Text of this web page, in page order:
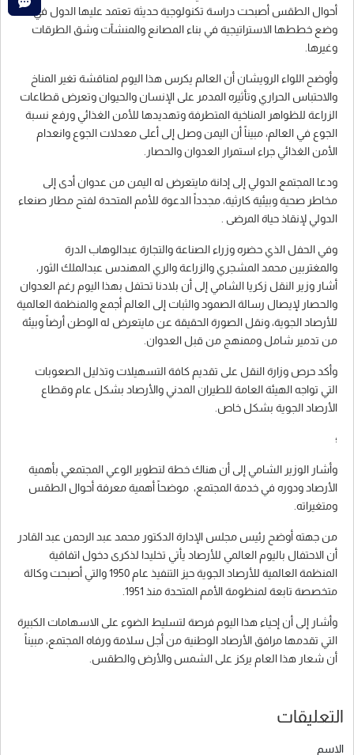
أحوال الطقس أصبحت دراسة تكنولوجية حديثة تعتمد عليها الدول في
وضع خططها الاستراتيجية في بناء المصانع والمنشآت وشق الطرقات
وغيرها.
وأوضح اللواء الرويشان أن العالم يكرس هذا اليوم لمناقشة تغير المناخ
والاحتباس الحراري وتأثيره المدمر على الإنسان والحيوان وتعرض قطاعات
الزراعة للظواهر المناخية المتطرفة وتهديدها للأمن الغذائي ورفع نسبة
الجوع في العالم، مبيناً أن اليمن وصل إلى أعلى معدلات الجوع وانعدام
الأمن الغذائي جراء استمرار العدوان والحصار.
ودعا المجتمع الدولي إلى إدانة مايتعرض له اليمن من عدوان أدى إلى
مخاطر صحية وبيئية كارثية، مجدداً الدعوة للأمم المتحدة لفتح مطار صنعاء
الدولي لإنقاذ حياة المرضى .
وفي الحفل الذي حضره وزراء الصناعة والتجارة عبدالوهاب الدرة
والمغتربين محمد المشجري والزراعة والري المهندس عبدالملك الثور،
أشار وزير النقل زكريا الشامي إلى أن بلادنا تحتفل بهذا اليوم رغم العدوان
والحصار لإيصال رسالة الصمود والثبات إلى العالم أجمع والمنظمة العالمية
للأرصاد الجوية، ونقل الصورة الحقيقة عن مايتعرض له الوطن أرضاً وبيئة
من تدمير شامل وممنهج من قبل العدوان.
وأكد حرص وزارة النقل على تقديم كافة التسهيلات وتذليل الصعوبات
التي تواجه الهيئة العامة للطيران المدني والأرصاد بشكل عام وقطاع
الأرصاد الجوية بشكل خاص.
؛
وأشار الوزير الشامي إلى أن هناك خطة لتطوير الوعي المجتمعي بأهمية
الأرصاد ودوره في خدمة المجتمع، موضحاً أهمية معرفة أحوال الطقس
ومتغيراته.
من جهته أوضح رئيس مجلس الإدارة الدكتور محمد عبد الرحمن عبد القادر
أن الاحتفال باليوم العالمي للأرصاد يأتي تخليدا لذكرى دخول اتفاقية
المنظمة العالمية للأرصاد الجوية حيز التنفيذ عام 1950 والتي أصبحت وكالة
متخصصة تابعة لمنظومة الأمم المتحدة منذ 1951.
وأشار إلى أن إحياء هذا اليوم فرصة لتسليط الضوء على الاسهامات الكبيرة
التي تقدمها مرافق الأرصاد الوطنية من أجل سلامة ورفاه المجتمع، مبيناً
أن شعار هذا العام يركز على الشمس والأرض والطقس.
التعليقات
الاسم